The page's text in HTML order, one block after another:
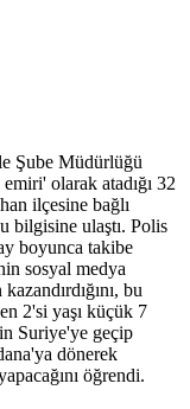
Şube Müdürlüğü
olarak atadığı 32
ilçesine bağlı
bilgisine ulaştı. Polis
boyunca takibe
sosyal medya
bu
2'si yaşı küçük 7
Suriye'ye geçip
dönerek
öğrendi.